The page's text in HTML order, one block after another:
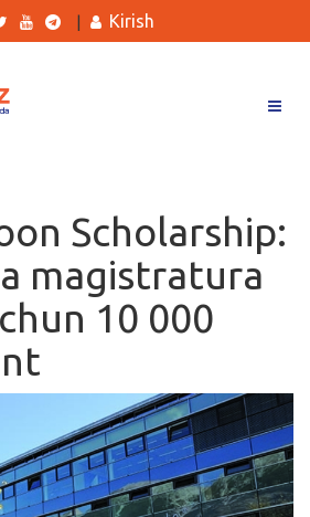
Kirish
Scholarship:
magistratura
10 000